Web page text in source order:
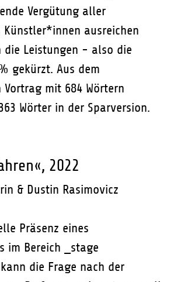
Vergütung aller
ausreichen
die Leistungen - also die
gekürzt. Aus dem
mit 684 Wörtern
Wörter in der Sparversion.
2022
& Dustin Rasimovicz
Präsenz eines
im Bereich _stage
die Frage nach der